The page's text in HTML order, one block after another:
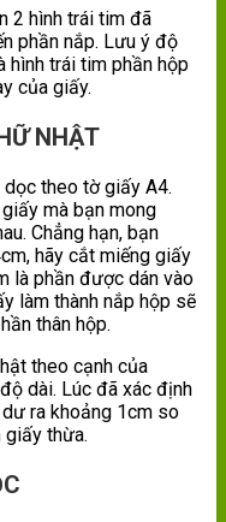
2 hình trái tim đã
phần nắp. Lưu ý độ
hình trái tim phần hộp
của giấy.
NHẬT
dọc theo tờ giấy A4.
mà bạn mong
Chẳng hạn, bạn
hãy cắt miếng giấy
là phần được dán vào
làm thành nắp hộp sẽ
thân hộp.
theo cạnh của
dài. Lúc đã xác định
ra khoảng 1cm so
thừa.